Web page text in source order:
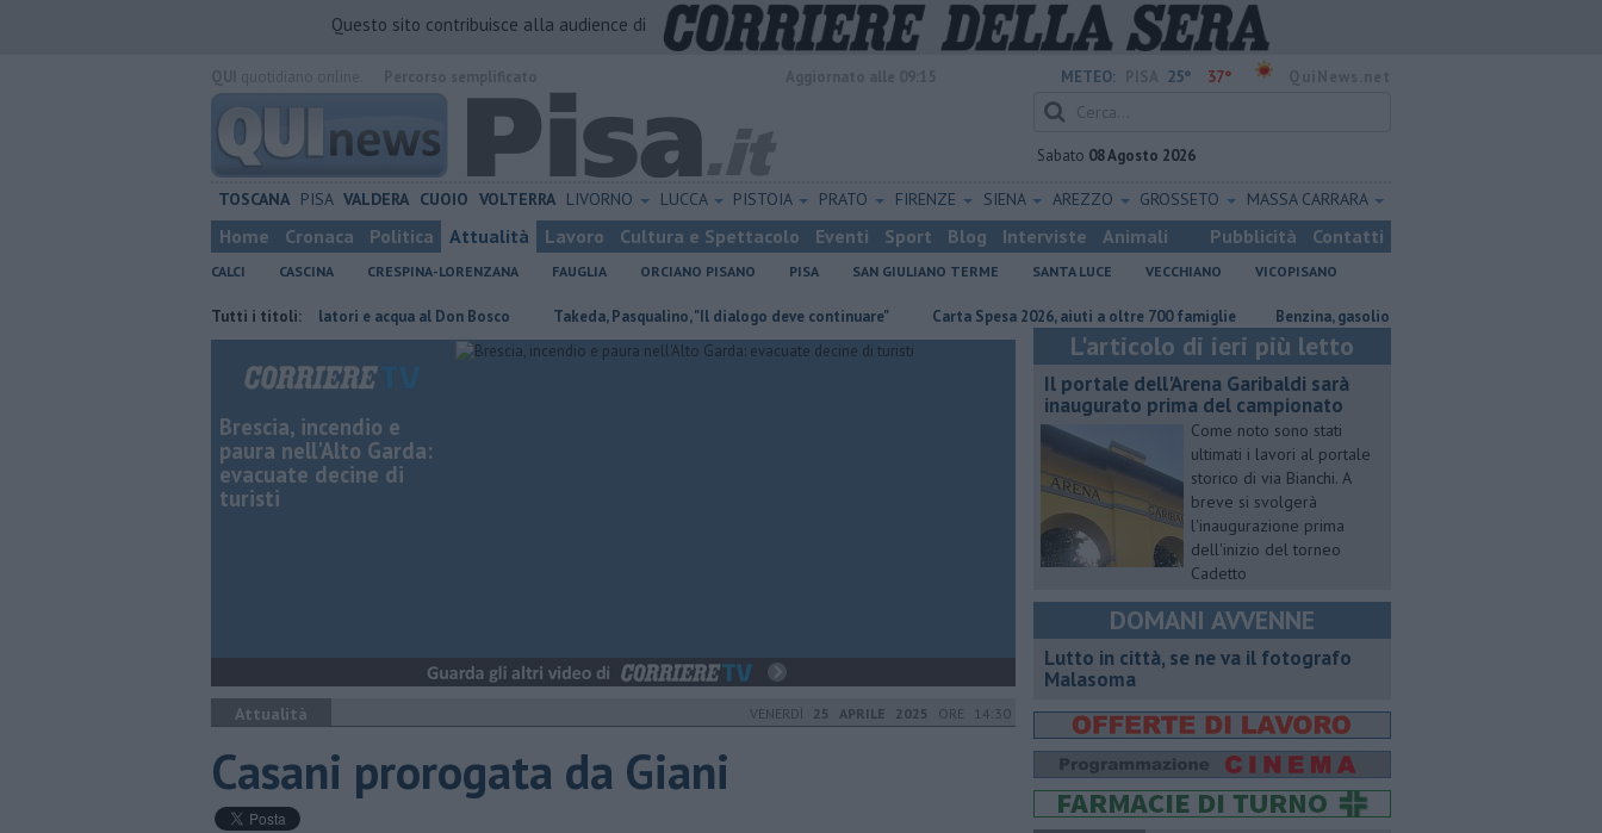
Questo sito contribuisce alla audience di
METEO: 25° 37°
Sabato 08 Agosto 2026
TOSCANA PISA VALDERA CUOIO VOLTERRA LIVORNO LUCCA PISTOIA PRATO FIRENZE SIENA AREZZO GROSSETO MASSA CARRARA
Home Cronaca Politica Attualità Lavoro Cultura e Spettacolo Eventi Sport Blog Interviste Animali Pubblicità Contatti
CALCI CASCINA CRESPINA-LORENZANA FAUGLIA ORCIANO PISANO PISA SAN GIULIANO TERME SANTA LUCE VECCHIANO VICOPISANO
Tutti i titoli:
Caldo, donati ventilatori e acqua al Don Bosco Takeda, Pasqualino, "Il dialogo deve continuare" Carta Spesa 2026, aiuti a oltre 700 famiglie ​Benzina, gasolio, gpl, ecco dove risparmiare
Brescia, incendio e
paura nell'Alto Garda:
evacuate decine di
turisti
Attualità VENERDÌ 25 APRILE 2025 ORE 14:30
Casani prorogata da Giani
L'articolo di ieri più letto
Il portale dell'Arena Garibaldi sarà
inaugurato prima del campionato
Come noto sono stati
ultimati i lavori al portale
storico di via Bianchi. A
breve si svolgerà
l'inaugurazione prima
dell'inizio del torneo
Cadetto
DOMANI AVVENNE
Lutto in città, se ne va il fotografo
Malasoma